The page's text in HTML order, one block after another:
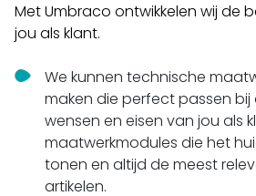
Met Umbraco ontwikkelen wij de
jou als klant.
We kunnen technische
maken die perfect passen bij
wensen en eisen van jou als
maatwerkmodules die het
tonen en altijd de meest
artikelen.